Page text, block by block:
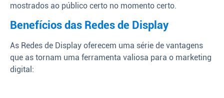
mostrados ao público certo no momento certo.
Benefícios das Redes de Display
As Redes de Display oferecem uma série de vantagens
que as tornam uma ferramenta valiosa para o marketing
digital: